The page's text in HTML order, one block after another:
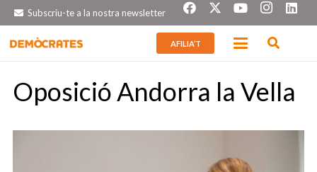
Subscriu-te a la nostra newsletter
AFILIA’T
Oposició Andorra la Vella